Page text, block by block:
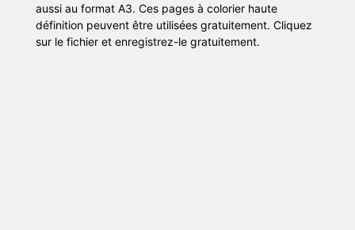
aussi au format A3. Ces pages à colorier haute
définition peuvent être utilisées gratuitement. Cliquez
sur le fichier et enregistrez-le gratuitement.